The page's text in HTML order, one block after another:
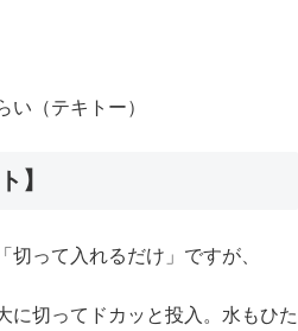
い（テキトー）
】
切って入れるだけ」ですが、
に切ってドカッと投入。水もひた